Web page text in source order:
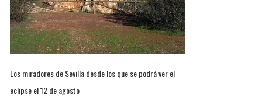
Los miradores de Sevilla desde los que se podrá ver el
eclipse el 12 de agosto